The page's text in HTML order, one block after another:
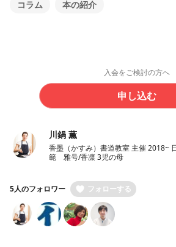
コラム 本の紹介
入会をご検討の方へ
申し込む
川鍋 薫
香墨（かすみ）書道教室 主催 2018~
範 雅号/香凛 3児の母
5人のフォロワー フォローする